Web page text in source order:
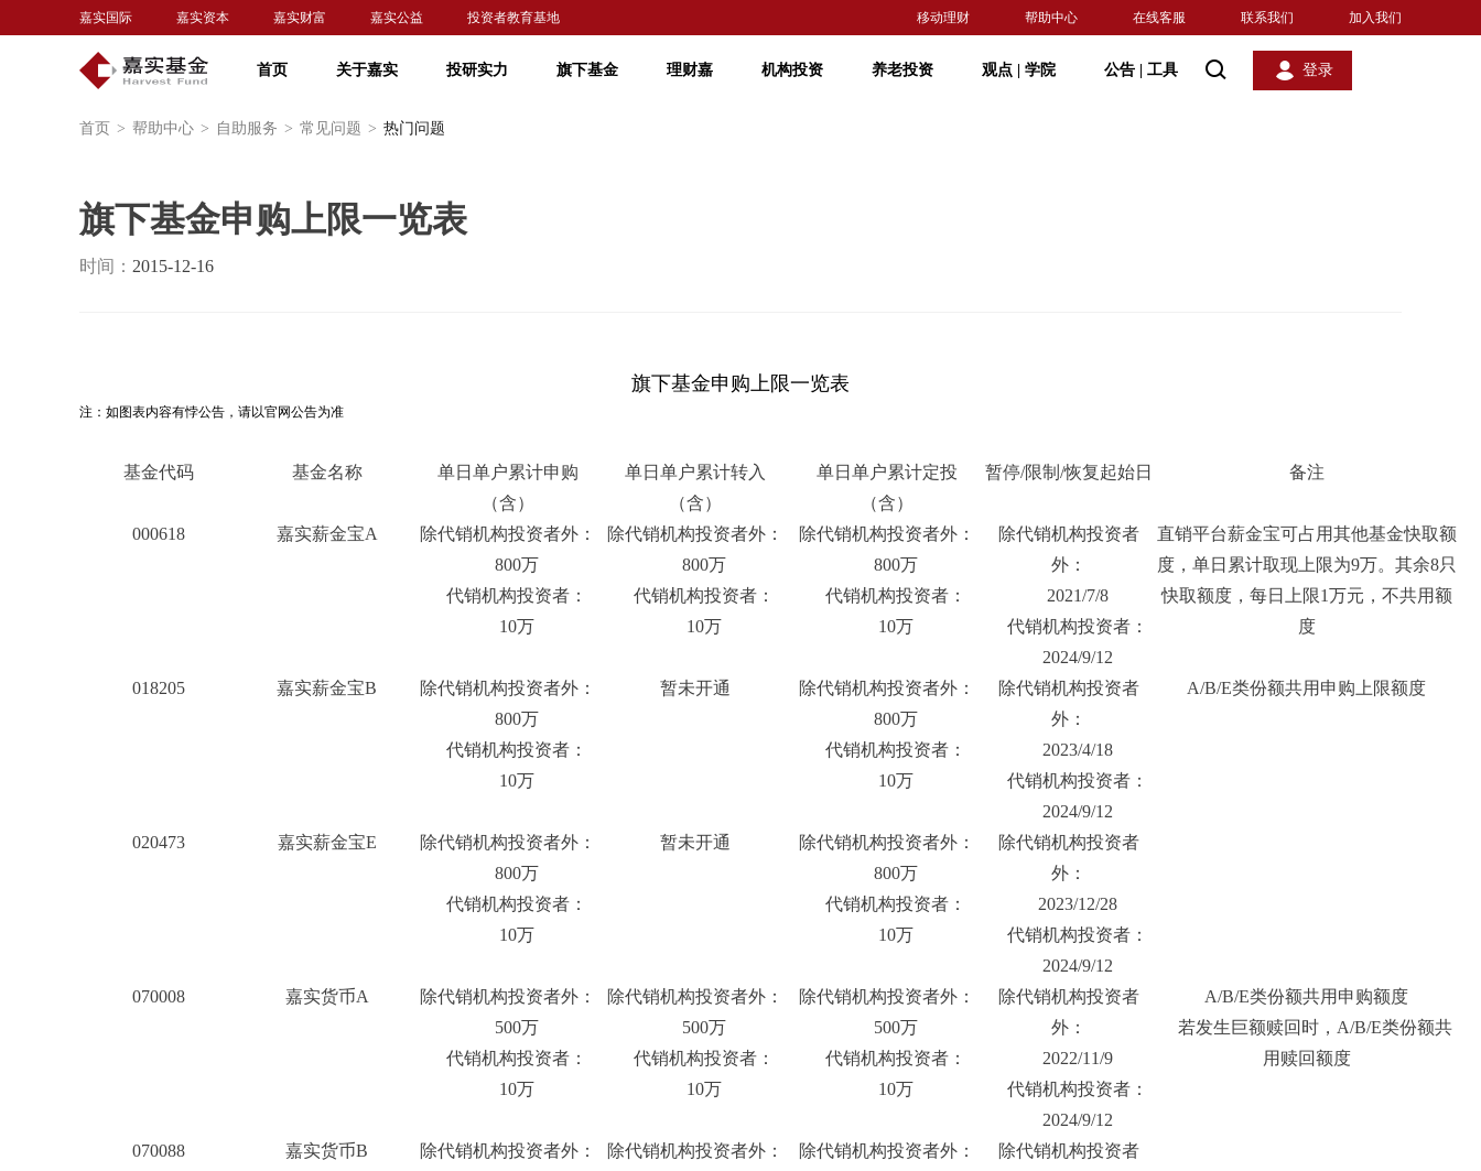
嘉实国际 嘉实资本 嘉实财富 嘉实公益 投资者教育基地 移动理财 帮助中心 在线客服 联系我们 加入我们
首页 关于嘉实 投研实力 旗下基金 理财嘉 机构投资 养老投资 观点 学院 公告 工具 登录
首页 > 帮助中心 > 自助服务 > 常见问题 > 热门问题
旗下基金申购上限一览表
时间： 2015-12-16
旗下基金申购上限一览表
注：如图表内容有悖公告，请以官网公告为准
基金代码 基金名称
单日单户累计申购
（含）
单日单户累计转入
（含）
单日单户累计定投
（含）
暂停/限制/恢复起始日 备注
000618 嘉实薪金宝A
除代销机构投资者外：
800万
代销机构投资者：
10万
除代销机构投资者外：
800万
代销机构投资者：
10万
除代销机构投资者外：
800万
代销机构投资者：
10万
除代销机构投资者
外：
2021/7/8
代销机构投资者：
2024/9/12
直销平台薪金宝可占用其他基金快取额
度，单日累计取现上限为9万。其余8只
快取额度，每日上限1万元，不共用额
度
018205 嘉实薪金宝B
除代销机构投资者外：
800万
代销机构投资者：
10万
暂未开通
除代销机构投资者外：
800万
代销机构投资者：
10万
除代销机构投资者
外：
2023/4/18
代销机构投资者：
2024/9/12
A/B/E类份额共用申购上限额度
020473 嘉实薪金宝E
除代销机构投资者外：
800万
代销机构投资者：
10万
暂未开通
除代销机构投资者外：
800万
代销机构投资者：
10万
除代销机构投资者
外：
2023/12/28
代销机构投资者：
2024/9/12
070008
嘉实货币A
除代销机构投资者外：
500万
代销机构投资者：
10万
除代销机构投资者外：
500万
代销机构投资者：
10万
除代销机构投资者外：
500万
代销机构投资者：
10万
除代销机构投资者
外：
2022/11/9
代销机构投资者：
2024/9/12
A/B/E类份额共用申购额度
若发生巨额赎回时，A/B/E类份额共
用赎回额度
070088 嘉实货币B
除代销机构投资者外：
除代销机构投资者外：
除代销机构投资者外：
除代销机构投资者